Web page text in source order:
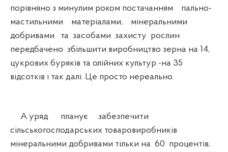
порівняно з минулим роком постачанням пально-
мастильними матеріалами, мінеральними
добривами та засобами захисту рослин
передбачено збільшити виробництво зерна на 14,
цукрових буряків та олійних культур -на 35
відсотків і так далі. Це просто нереально.
А уряд планує забезпечити
сільськогосподарських товаровиробників
мінеральними добривами тільки на 60 процентів,